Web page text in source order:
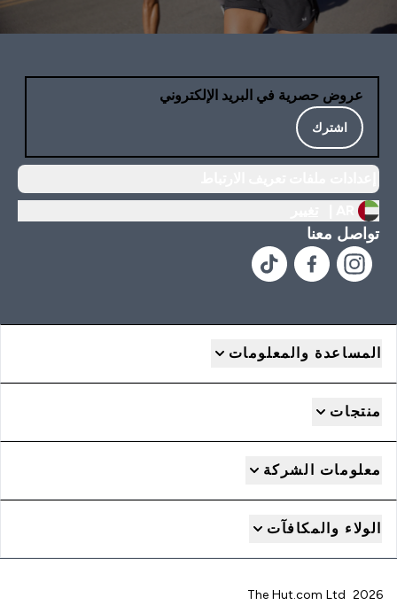
عروض حصرية في البريد الإلكتروني
اشترك
تواصل معنا
المساعدة والمعلومات
منتجات
معلومات الشركة
الولاء والمكافآت
2026 The Hut.com Ltd